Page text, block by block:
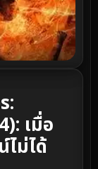
เมื่อ
ม่ได้